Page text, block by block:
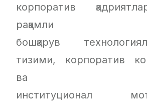
корпоратив
рақамли
бошқарув
тизими, корпоратив
ва
институционал